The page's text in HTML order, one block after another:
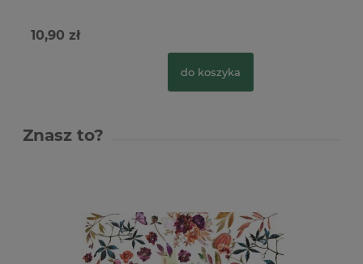
10,90 zł
do koszyka
Znasz to?